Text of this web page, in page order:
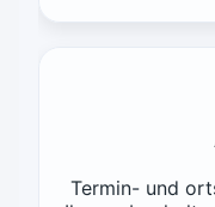
Termin- und